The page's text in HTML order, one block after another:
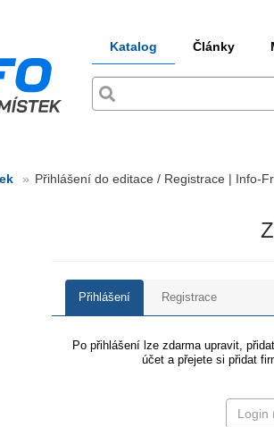
Katalog Články
Přihlášení do editace / Registrace | Info-
Přihlášení Registrace
Po přihlášení lze zdarma upravit,
účet a přejete si přidat